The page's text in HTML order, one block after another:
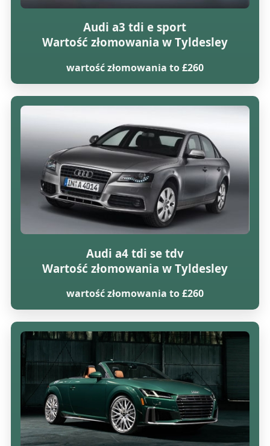
Audi a3 tdi e sport
Wartość złomowania w Tyldesley
wartość złomowania to £260
Audi a4 tdi se tdv
Wartość złomowania w Tyldesley
wartość złomowania to £260